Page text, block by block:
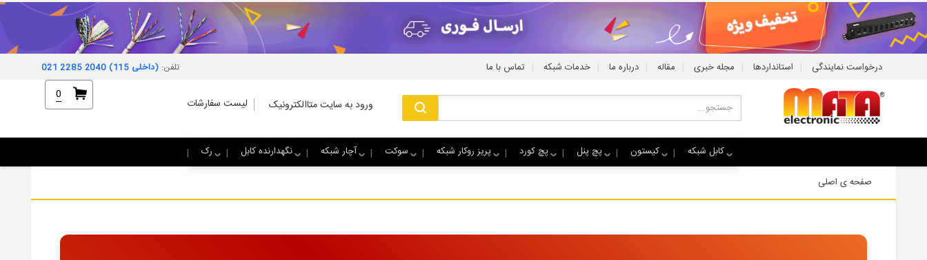
درخواست نمایندگی | استانداردها | مجله خبری | مقاله | درباره ما | خدمات شبکه | تماس با ما تلفن: 021 2285 2040 (داخلی 115)
ورود به سایت متاالکترونیک لیست سفارشات
0
رک نگهدارنده کابل آچار شبکه سوکت پریز روکار شبکه پچ کورد پچ پنل کیستون کابل شبکه
صفحه ی اصلی